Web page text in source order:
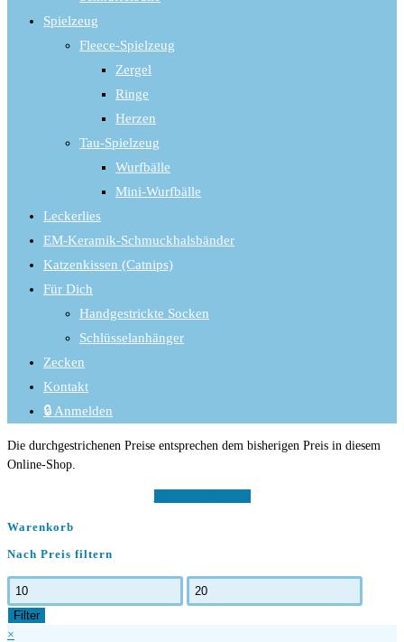
Spielzeug
Fleece-Spielzeug
Zergel
Ringe
Herzen
Tau-Spielzeug
Wurfbälle
Mini-Wurfbälle
Leckerlies
EM-Keramik-Schmuckhalsbänder
Katzenkissen (Catnips)
Für Dich
Handgestrickte Socken
Schlüsselanhänger
Zecken
Kontakt
🔒 Anmelden
Die durchgestrichenen Preise entsprechen dem bisherigen Preis in diesem
Online-Shop.
Warenkorb
Nach Preis filtern
Min.
Preis
Max.
Preis
Filter
×